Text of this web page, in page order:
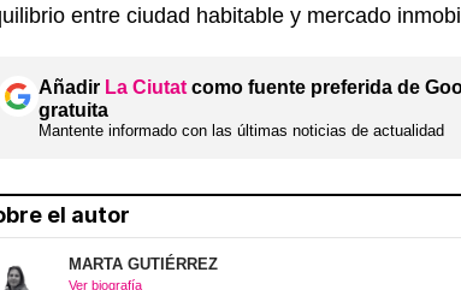
entre ciudad habitable y mercado
Añadir La Ciutat como fuente preferida de
gratuita
Mantente informado con las últimas noticias de actualidad
el autor
MARTA GUTIÉRREZ
Ver biografía